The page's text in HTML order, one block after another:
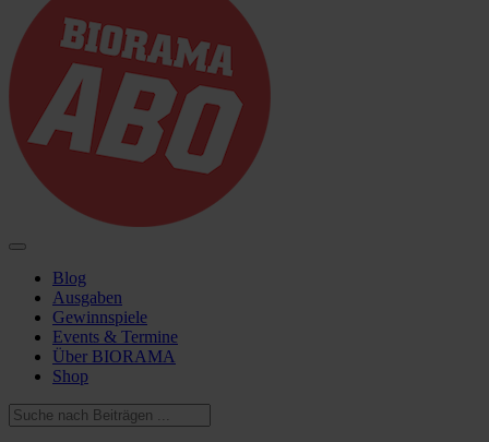
Blog
Ausgaben
Gewinnspiele
Events & Termine
Über BIORAMA
Shop